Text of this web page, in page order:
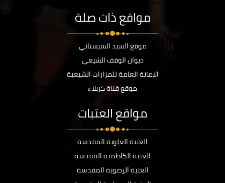
مواقع ذات صلة
موقع السيد السيستاني
ديوان الوقف الشيعي
الامانة العامة للمزارات الشيعية
موقع قناة كربلاء
مواقع العتبات
العتبة العلوية المقدسة
العتبة الكاظمية المقدسة
العتبة الرضوية المقدسة